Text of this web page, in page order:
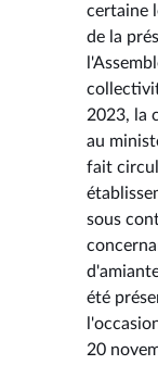
certaine
de la
2023, la
au
fait
sous
été
20